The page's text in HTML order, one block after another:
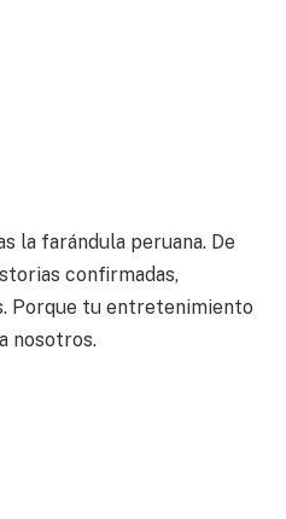
la farándula peruana. De
confirmadas,
Porque tu entretenimiento
nosotros.